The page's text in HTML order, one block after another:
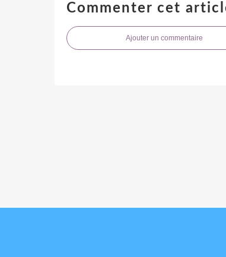
Commenter cet
Ajouter un commentaire